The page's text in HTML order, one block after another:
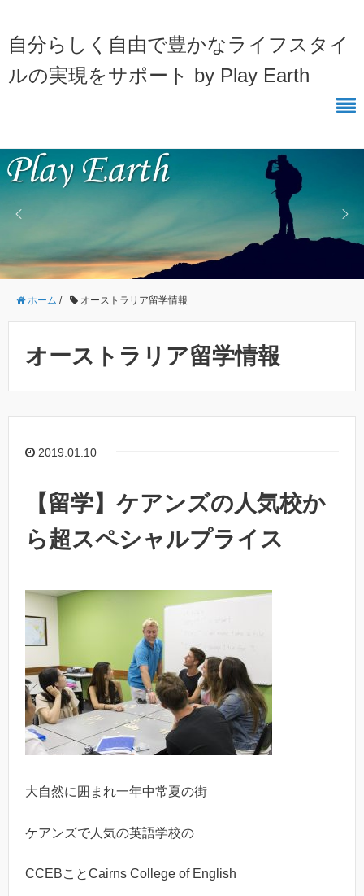
自分らしく自由で豊かなライフスタイ
ルの実現をサポート by Play Earth
ホーム / オーストラリア留学情報
オーストラリア留学情報
2019.01.10
【留学】ケアンズの人気校か
ら超スペシャルプライス
大自然に囲まれ一年中常夏の街
ケアンズで人気の英語学校の
CCEBことCairns College of English